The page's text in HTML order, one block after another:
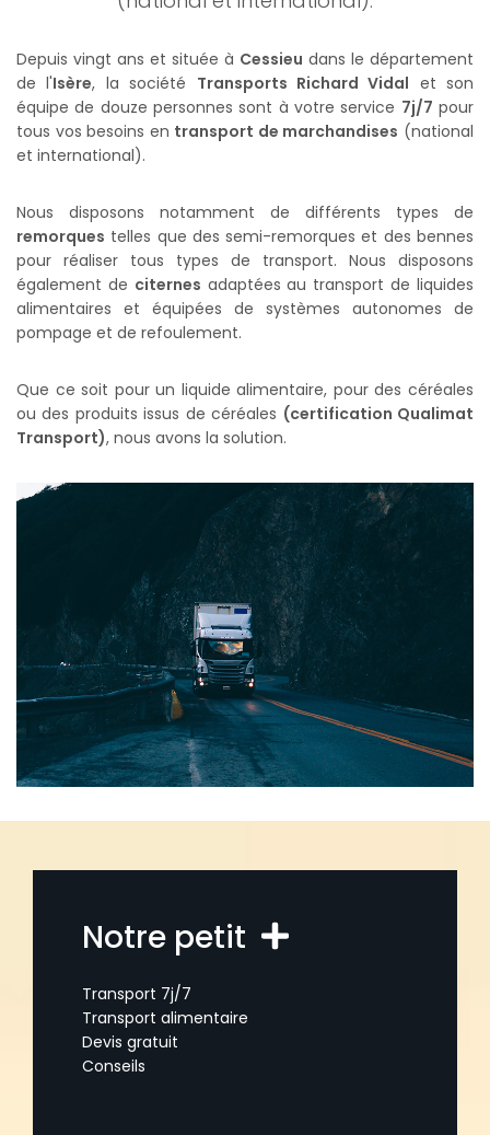
Depuis vingt ans et située à Cessieu dans le département
de l'Isère, la société Transports Richard Vidal et son
équipe de douze personnes sont à votre service 7j/7 pour
tous vos besoins en transport de marchandises (national
et international).
Nous disposons notamment de différents types de
remorques telles que des semi-remorques et des bennes
pour réaliser tous types de transport. Nous disposons
également de citernes adaptées au transport de liquides
alimentaires et équipées de systèmes autonomes de
pompage et de refoulement.
Que ce soit pour un liquide alimentaire, pour des céréales
ou des produits issus de céréales (certification Qualimat
Transport), nous avons la solution.
Notre petit
Transport 7j/7
Transport alimentaire
Devis gratuit
Conseils